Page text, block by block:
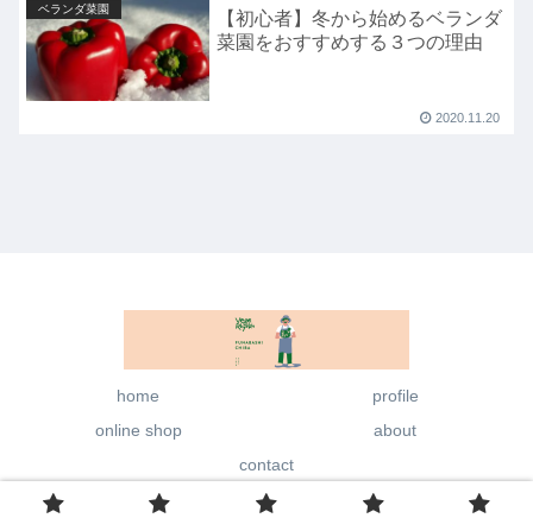
ベランダ菜園
【初心者】冬から始めるベランダ
菜園をおすすめする３つの理由
2020.11.20
home
profile
online shop
about
contact
© 2020 Vege Rhythm.